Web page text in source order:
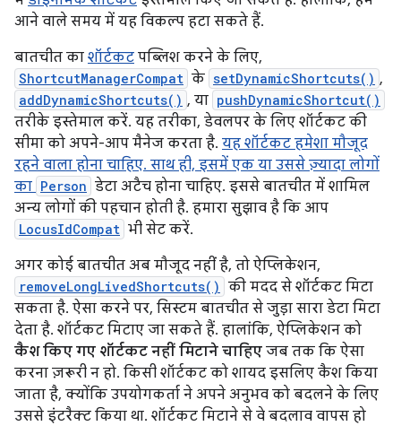
आने वाले समय में यह विकल्प हटा सकते हैं.
बातचीत का शॉर्टकट पब्लिश करने के लिए,
ShortcutManagerCompat के setDynamicShortcuts() ,
addDynamicShortcuts() , या pushDynamicShortcut()
तरीके इस्तेमाल करें. यह तरीका, डेवलपर के लिए शॉर्टकट की
सीमा को अपने-आप मैनेज करता है. यह शॉर्टकट हमेशा मौजूद
रहने वाला होना चाहिए. साथ ही, इसमें एक या उससे ज़्यादा लोगों
का Person डेटा अटैच होना चाहिए. इससे बातचीत में शामिल
अन्य लोगों की पहचान होती है. हमारा सुझाव है कि आप
LocusIdCompat भी सेट करें.
अगर कोई बातचीत अब मौजूद नहीं है, तो ऐप्लिकेशन,
removeLongLivedShortcuts() की मदद से शॉर्टकट मिटा
सकता है. ऐसा करने पर, सिस्टम बातचीत से जुड़ा सारा डेटा मिटा
देता है. शॉर्टकट मिटाए जा सकते हैं. हालांकि, ऐप्लिकेशन को
कैश किए गए शॉर्टकट नहीं मिटाने चाहिए जब तक कि ऐसा
करना ज़रूरी न हो. किसी शॉर्टकट को शायद इसलिए कैश किया
जाता है, क्योंकि उपयोगकर्ता ने अपने अनुभव को बदलने के लिए
उससे इंटरैक्ट किया था. शॉर्टकट मिटाने से वे बदलाव वापस हो